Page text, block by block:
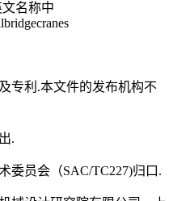
名称中
专利.本文件的发布机构不
.
委员会（SAC/TC227)归口.